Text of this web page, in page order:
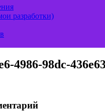
разработки)
4986-98dc-